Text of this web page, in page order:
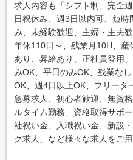
求人内容も「シフト制、完全
日祝休み、週3日以内可、短
み、未経験歓迎、主婦・主夫
年休110日～、残業月10H、
あり、昇給あり、正社員登用
みOK、平日のみOK、残業な
OK、週4日以上OK、フリータ
急募求人、初心者歓迎、無資
ルタイム勤務、資格取得サポ
社祝い金、入職祝い金、新設
ク求人」など様々な求人をご